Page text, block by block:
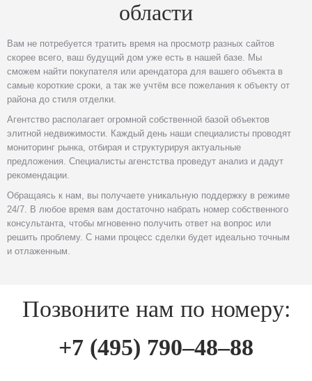
области
Вам не потребуется тратить время на просмотр разных сайтов
скорее всего, ваш будущий дом уже есть в нашей базе. Мы
сможем найти покупателя или арендатора для вашего объекта в
самые короткие сроки, а так же учтём все пожелания к объекту от
района до стиля отделки.
Агентство располагает огромной собственной базой объектов
элитной недвижимости. Каждый день наши специалисты проводят
мониторинг рынка, отбирая и структурируя актуальные
предложения. Специалисты агенстства проведут анализ и дадут
рекомендации.
Обращаясь к нам, вы получаете уникальную поддержку в режиме
24/7. В любое время вам достаточно набрать номер собственного
консультанта, чтобы мгновенно получить ответ на вопрос или
решить проблему. С нами процесс сделки будет идеально точным
и отлаженным.
Позвоните нам по номеру:
+7 (495) 790–48–88